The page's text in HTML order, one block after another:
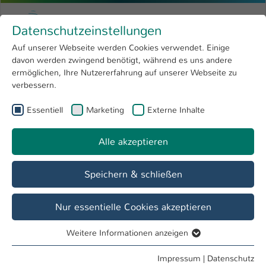
Menu
Forschung 4
Open submenu
Hochschule
International
Zum Hauptinhalt springen
Hochschule Kaiserslautern
Sie sind hier:
Aus dem Ausland
Lo más importante en español
Quiénes somos
Nuestro objetivo
Información & Folletos
Datenschutzeinstellungen
Auf unserer Webseite werden Cookies verwendet. Einige
davon werden zwingend benötigt, während es uns andere
ermöglichen, Ihre Nutzererfahrung auf unserer Webseite zu
verbessern.
Essentiell Marketing Externe Inhalte
Alle akzeptieren
Speichern & schließen
Nur essentielle Cookies akzeptieren
Essentielle Cookies werden für grundlegende Funktionen
Weitere Informationen anzeigen
Impressum | Datenschutz